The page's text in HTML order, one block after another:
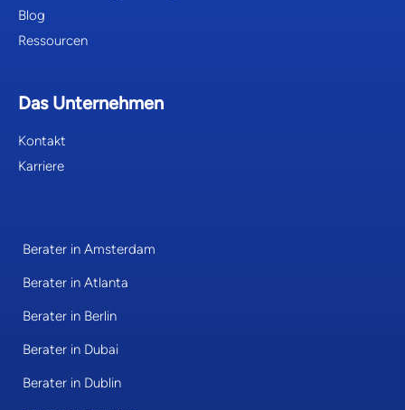
Blog
Ressourcen
Das Unternehmen
Kontakt
Karriere
Berater in Amsterdam
Berater in Atlanta
Berater in Berlin
Berater in Dubai
Berater in Dublin